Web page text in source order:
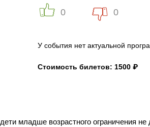
0 0
У события нет актуальной
Стоимость билетов: 1500 ₽
дети младше возрастного ограничения